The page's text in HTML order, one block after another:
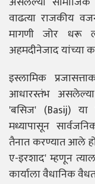
वाढत्या राजकीय
मागणी जोर धरू
अहमदीनेजाद यांच्या
इस्लामिक
आधारस्तंभ
'बसिज' (Basij) या
मध्यापासून
तैनात करण्यात आले
ए-इरशाद' म्हणून
कार्याला वैधानिक